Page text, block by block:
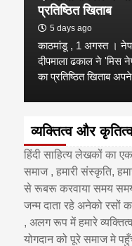
प्रतिष्ठित खिताब
5 days ago
काठमांडू , 1 अगस्त ।
दीपमाला ढकाल ने 'मिस
का प्रतिष्ठित खिताब
व्यक्तित्व और
हिंदी साहित्य लेखकों का
समाज , हमारी संस्कृति,
से रूबरू करवाया समय
जन्म दाता रहे अनेको रसों
, अलग रूप में हमारे
योगदान को पूरे समाज मे